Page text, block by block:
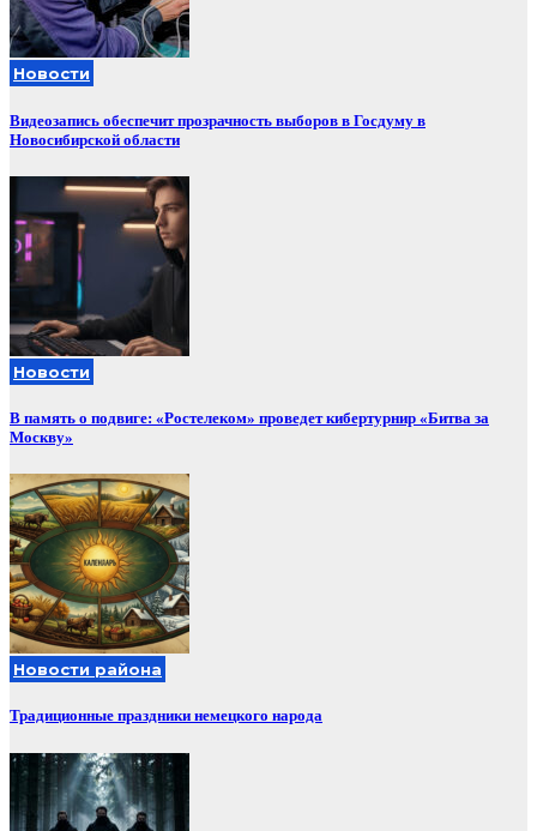
Новости
Видеозапись обеспечит прозрачность выборов в Госдуму в
Новосибирской области
Новости
В память о подвиге: «Ростелеком» проведет кибертурнир «Битва за
Москву»
Новости района
Традиционные праздники немецкого народа